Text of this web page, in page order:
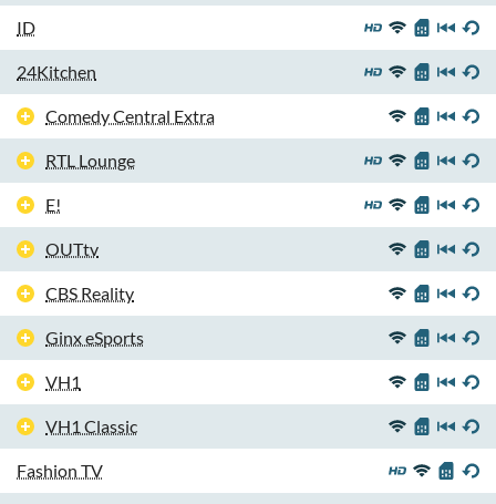
ID
24Kitchen
Comedy Central Extra
RTL Lounge
E!
OUTtv
CBS Reality
Ginx eSports
VH1
VH1 Classic
Fashion TV